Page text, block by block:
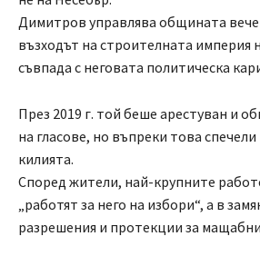
Димитров управлява общината вече
възходът на строителната империя
съвпада с неговата политическа
През 2019 г. той беше арестуван и
на гласове, но въпреки това
килията.
Според жители, най-крупните
„работят за него на избори“, а в
разрешения и протекции за